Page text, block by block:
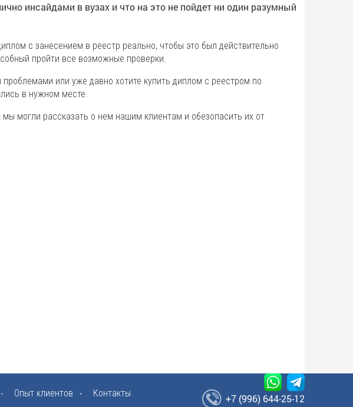
инсайдами в вузах и что на это не пойдет ни один разумный
с занесением в реестр реально, чтобы это был действительно
пройти все возможные проверки.
или уже давно хотите купить диплом с реестром по
в нужном месте.
могли рассказать о нем нашим клиентам и обезопасить их от
Опыт клиентов Контакты +7 (996) 644-25-12